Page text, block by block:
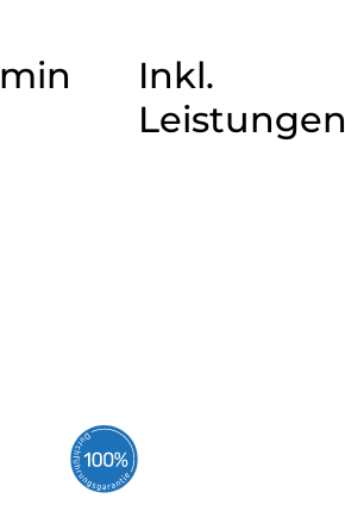
Inkl.
Leistungen